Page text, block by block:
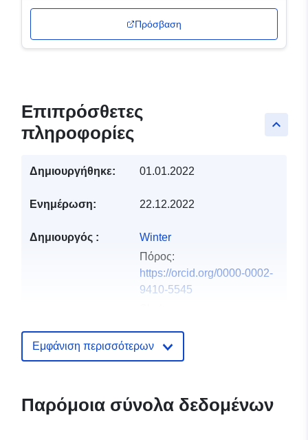
Πρόσβαση
keyboard_arrow_up
Επιπρόσθετες
πληροφορίες
Δημιουργήθηκε: 01.01.2022
Ενημέρωση: 22.12.2022
Δημιουργός :
Winter
Πόρος:
https://orcid.org/0000-0002-
9410-5545
https://orcid.org/0000-0002-
0185-5110
Εκδότης: Zenodo
Εμφάνιση περισσότερων
Παρόμοια σύνολα δεδομένων